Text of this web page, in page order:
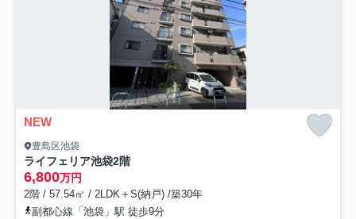
NEW
豊島区池袋
ライフェリア池袋2階
6,800万円
2階 / 57.54㎡ / 2LDK＋S(納戸) /築30年
副都心線「池袋」駅 徒歩9分